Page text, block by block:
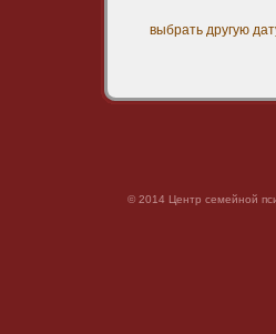
выбрать другую
© 2014 Центр семейной